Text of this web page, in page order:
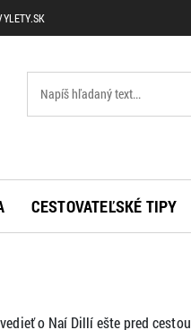
CESTOVATEĽSKÉ TIPY
o Naí Dillí ešte pred cestou